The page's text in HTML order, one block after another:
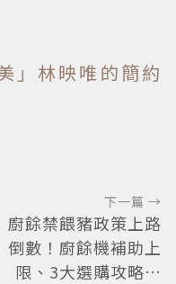
」林映唯的簡約
下一篇 →
廚餘禁餵豬政策上路
倒數！廚餘機補助上
限、3大選購攻略一